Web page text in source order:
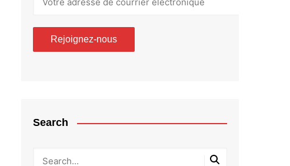
Search